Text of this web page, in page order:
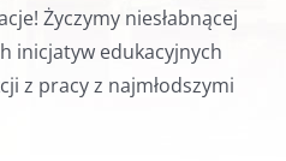
Życzymy niesłabnącej
inicjatyw edukacyjnych
z pracy z najmłodszymi